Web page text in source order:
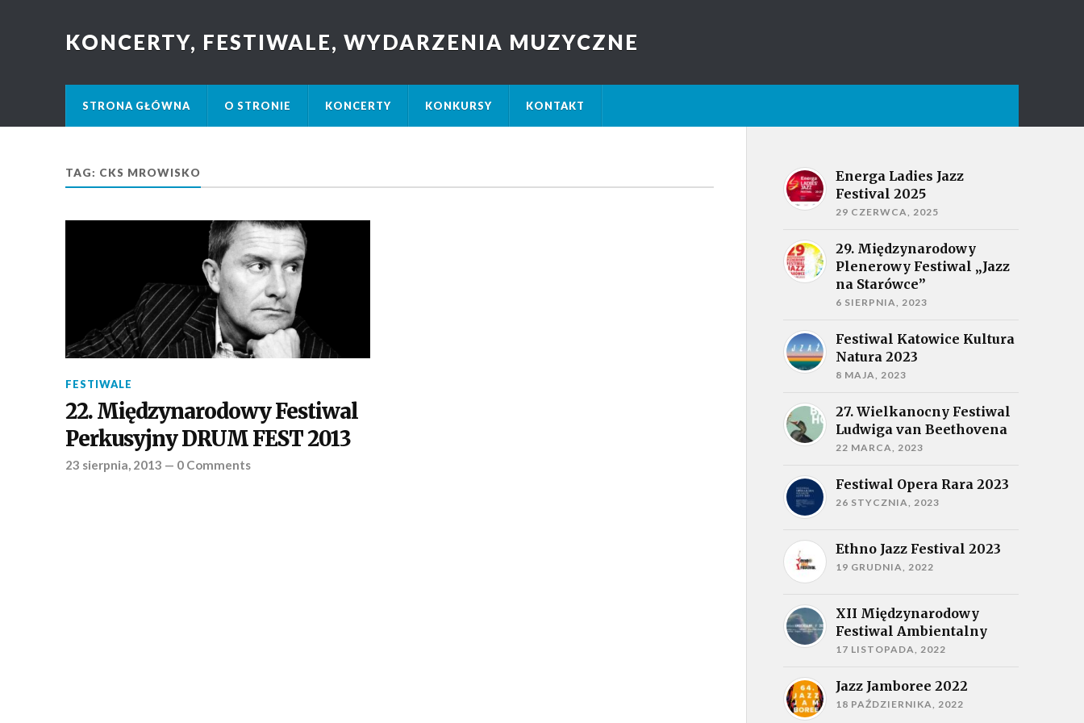
KONCERTY, FESTIWALE, WYDARZENIA MUZYCZNE
STRONA GŁÓWNA O STRONIE KONCERTY KONKURSY KONTAKT
TAG: CKS MROWISKO
FESTIWALE
22. Międzynarodowy Festiwal
Perkusyjny DRUM FEST 2013
23 sierpnia, 2013 — 0 Comments
Energa Ladies Jazz
Festival 2025
29 CZERWCA, 2025
29. Międzynarodowy
Plenerowy Festiwal „Jazz
na Starówce”
6 SIERPNIA, 2023
Festiwal Katowice Kultura
Natura 2023
8 MAJA, 2023
27. Wielkanocny Festiwal
Ludwiga van Beethovena
22 MARCA, 2023
Festiwal Opera Rara 2023
26 STYCZNIA, 2023
Ethno Jazz Festival 2023
19 GRUDNIA, 2022
XII Międzynarodowy
Festiwal Ambientalny
17 LISTOPADA, 2022
Jazz Jamboree 2022
18 PAŹDZIERNIKA, 2022